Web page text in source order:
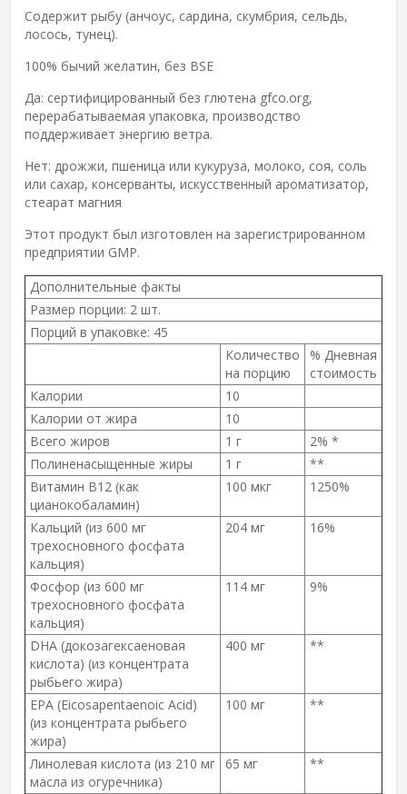
Содержит рыбу (анчоус, сардина, скумбрия, сельдь,
лосось, тунец).
100% бычий желатин, без BSE
Да: сертифицированный без глютена gfco.org,
перерабатываемая упаковка, производство
поддерживает энергию ветра.
Нет: дрожжи, пшеница или кукуруза, молоко, соя, соль
или сахар, консерванты, искусственный ароматизатор,
стеарат магния
Этот продукт был изготовлен на зарегистрированном
предприятии GMP.
Дополнительные факты
Размер порции: 2 шт.
Порций в упаковке: 45
Количество
на порцию
% Дневная
стоимость
Калории
10
Калории от жира
10
Всего жиров
1 г
2% *
Полиненасыщенные жиры
1 г
**
Витамин B12 (как
цианокобаламин)
100 мкг 1250%
Кальций (из 600 мг
трехосновного фосфата
кальция)
204 мг 16%
Фосфор (из 600 мг
трехосновного фосфата
кальция)
114 мг 9%
DHA (докозагексаеновая
кислота) (из концентрата
рыбьего жира)
400 мг **
EPA (Eicosapentaenoic Acid)
(из концентрата рыбьего
жира)
100 мг **
Линолевая кислота (из 210 мг
масла из огуречника)
65 мг **